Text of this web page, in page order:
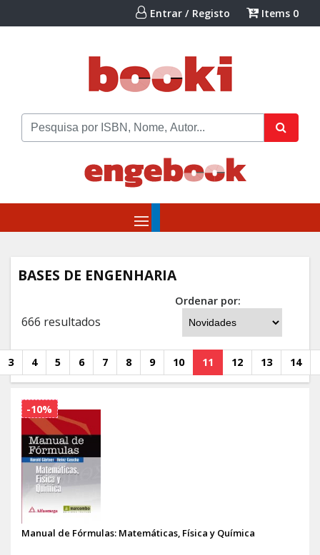
Entrar / Registo Items 0
BASES DE ENGENHARIA
666 resultados
Ordenar por:
3 4 5 6 7 8 9 10 11 12 13 14
Manual de Fórmulas: Matemáticas, Física y Química
-10%